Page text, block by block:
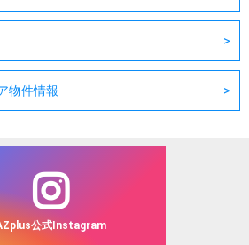
物件情報
公式Instagram